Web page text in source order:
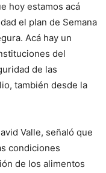
hoy estamos acá
el plan de Semana
Acá hay un
del
de las
también desde la
Valle, señaló que
condiciones
de los alimentos